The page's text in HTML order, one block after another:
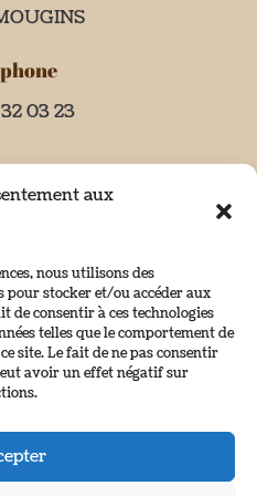
aux
nous utilisons des
pour stocker et/ou accéder aux
de consentir à ces technologies
telles que le comportement de
site. Le fait de ne pas consentir
avoir un effet négatif sur
03 23
de 9h30 à 19h
et le lundi